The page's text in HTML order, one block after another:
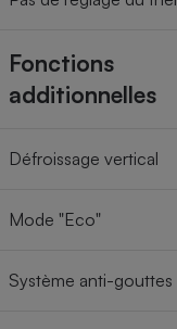
Fonctions
additionnelles
Défroissage vertical
Mode "Eco"
Système anti-gouttes